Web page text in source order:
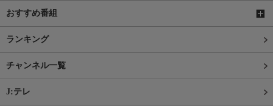
おすすめ番組
ランキング
チャンネル一覧
J:テレ